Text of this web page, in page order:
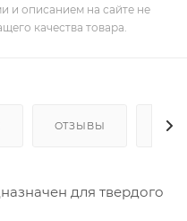
и описанием на сайте не
качества товара.
ОТЗЫВЫ
для твердого